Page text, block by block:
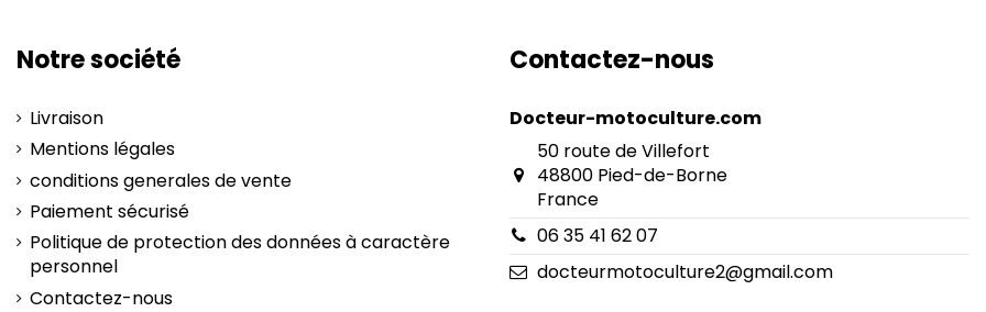
Notre société
Livraison
Mentions légales
conditions generales de vente
Paiement sécurisé
Politique de protection des données à caractère
personnel
Contactez-nous
Contactez-nous
Docteur-motoculture.com
50 route de Villefort
48800 Pied-de-Borne
France
06 35 41 62 07
docteurmotoculture2@gmail.com